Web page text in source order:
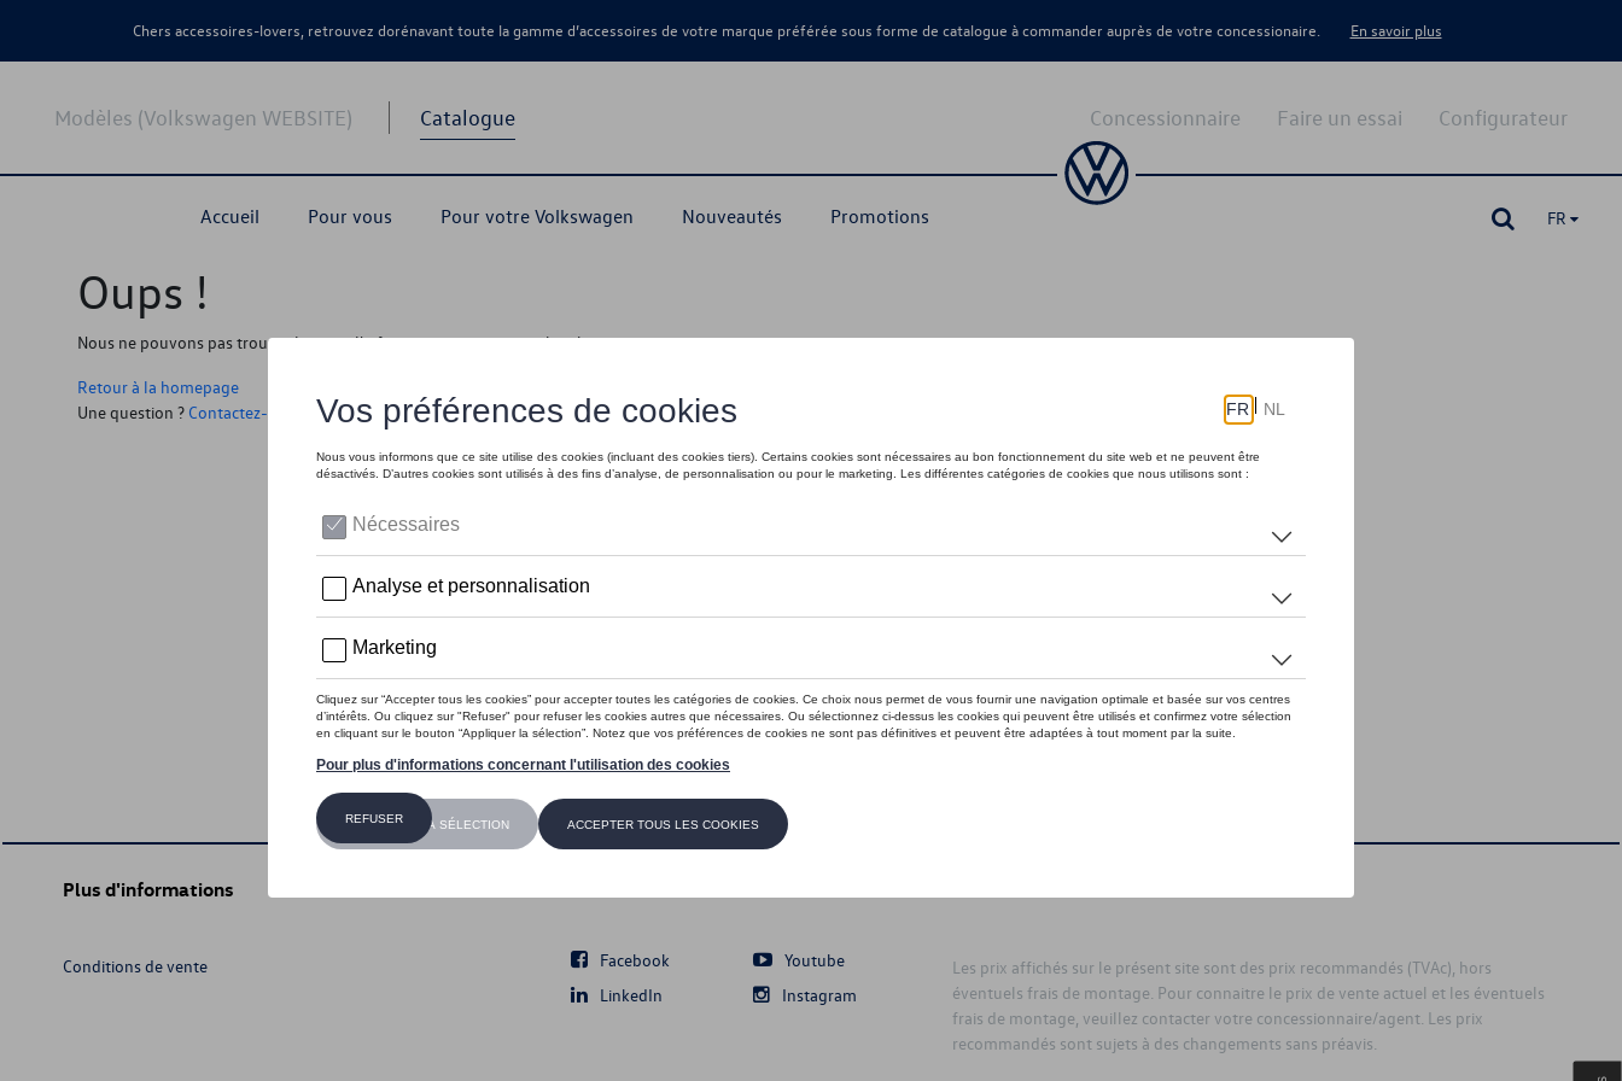
Chers accessoires-lovers, retrouvez dorénavant toute la gamme d’accessoires de votre marque préférée sous forme de catalogue à commander auprès de votre concessionaire. En savoir plus
Modèles (Volkswagen WEBSITE) Catalogue
Accueil Pour vous Pour votre Volkswagen Nouveautés Promotions
Configurateur
Faire un essai
Concessionnaire
FR
Oups !
Nous ne pouvons pas trouver la page, l'information que vous recherchez
Retour à la homepage
Une question ? Contactez-nous
Plus d'informations
Conditions de vente Facebook
Youtube
LinkedIn
Instagram
Les prix affichés sur le présent site sont des prix recommandés (TVAc), hors
éventuels frais de montage. Pour connaitre le prix de vente actuel et les éventuels
frais de montage, veuillez contacter votre concessionnaire/agent. Les prix
recommandés sont sujets à des changements sans préavis.